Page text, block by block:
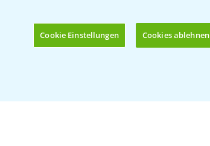
Cookie Einstellungen Cookies ablehnen